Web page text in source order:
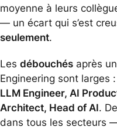
moyenne à leurs
— un écart qui s’est
seulement.
Les débouchés après
Engineering sont larges :
LLM Engineer, AI
Architect, Head of AI.
dans tous les secteurs